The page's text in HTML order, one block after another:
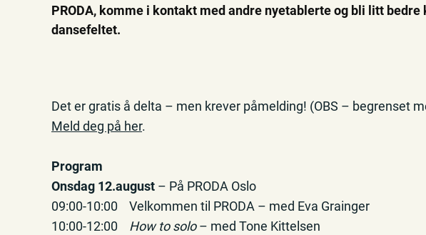
PRODA, komme i kontakt med andre nyetablerte og bli litt
dansefeltet.
Det er gratis å delta – men krever påmelding! (OBS – begrenset
Meld deg på her.
Program
Onsdag 12.august – På PRODA Oslo
09:00-10:00 Velkommen til PRODA – med Eva Grainger
10:00-12:00 How to solo– med Tone Kittelsen